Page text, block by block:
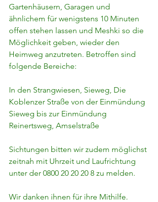
Gartenhäusern, Garagen und
ähnlichem für wenigstens 10 Minuten
offen stehen lassen und Meshki so die
Möglichkeit geben, wieder den
Heimweg anzutreten. Betroffen sind
folgende Bereiche:
In den Strangwiesen, Sieweg, Die
Koblenzer Straße von der Einmündung
Sieweg bis zur Einmündung
Reinertsweg, Amselstraße
Sichtungen bitten wir zudem möglichst
zeitnah mit Uhrzeit und Laufrichtung
unter der 0800 20 20 20 8 zu melden.
Wir danken ihnen für ihre Mithilfe.